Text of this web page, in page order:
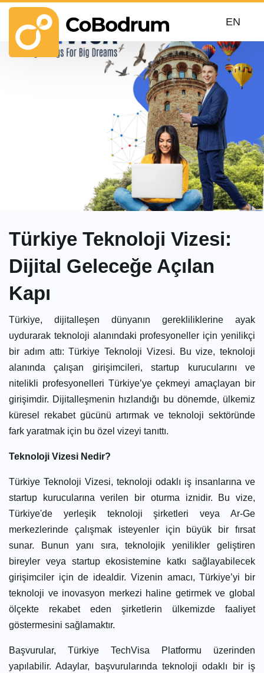
EN
Türkiye Teknoloji Vizesi:
Dijital Geleceğe Açılan
Kapı
Türkiye, dijitalleşen dünyanın gerekliliklerine ayak
uydurarak teknoloji alanındaki profesyoneller için yenilikçi
bir adım attı: Türkiye Teknoloji Vizesi. Bu vize, teknoloji
alanında çalışan girişimcileri, startup kurucularını ve
nitelikli profesyonelleri Türkiye’ye çekmeyi amaçlayan bir
girişimdir. Dijitalleşmenin hızlandığı bu dönemde, ülkemiz
küresel rekabet gücünü artırmak ve teknoloji sektöründe
fark yaratmak için bu özel vizeyi tanıttı.
Teknoloji Vizesi Nedir?
Türkiye Teknoloji Vizesi, teknoloji odaklı iş insanlarına ve
startup kurucularına verilen bir oturma iznidir. Bu vize,
Türkiye'de yerleşik teknoloji şirketleri veya Ar-Ge
merkezlerinde çalışmak isteyenler için büyük bir fırsat
sunar. Bunun yanı sıra, teknolojik yenilikler geliştiren
bireyler veya startup ekosistemine katkı sağlayabilecek
girişimciler için de idealdir. Vizenin amacı, Türkiye’yi bir
teknoloji ve inovasyon merkezi haline getirmek ve global
ölçekte rekabet eden şirketlerin ülkemizde faaliyet
göstermesini sağlamaktır.
Başvurular, Türkiye TechVisa Platformu üzerinden
yapılabilir. Adaylar, başvurularında teknoloji odaklı bir iş